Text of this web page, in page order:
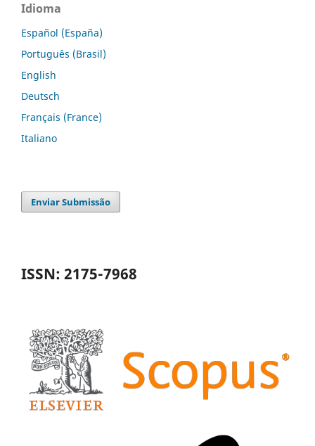
Idioma
Español (España)
Português (Brasil)
English
Deutsch
Français (France)
Italiano
Enviar Submissão
ISSN: 2175-7968